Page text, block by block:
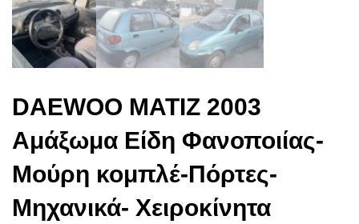
DAEWOO MATIZ 2003
Αμάξωμα Είδη Φανοποιίας-
Μούρη κομπλέ-Πόρτες-
Μηχανικά- Χειροκίνητα